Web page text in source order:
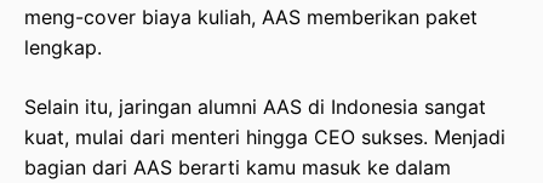
meng-cover biaya kuliah, AAS memberikan paket
lengkap.
Selain itu, jaringan alumni AAS di Indonesia sangat
kuat, mulai dari menteri hingga CEO sukses. Menjadi
bagian dari AAS berarti kamu masuk ke dalam